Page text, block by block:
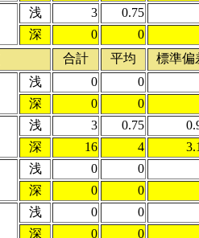
浅 3
0.75
深
0 0
合計 平均 標準偏
浅 0
0
深
0 0
浅 3 0.75
深
16 4
浅 0
0
深
0 0
浅 0
0
深
0 0